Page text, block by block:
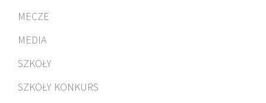
MECZE
MEDIA
SZKOŁY
SZKOŁY KONKURS